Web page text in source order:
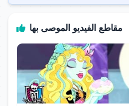
مقاطع الفيديو الموصى بها